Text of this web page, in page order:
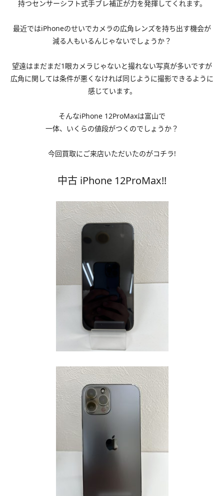
持つセンサーシフト式手ブレ補正が力を発揮してくれます。
最近ではiPhoneのせいでカメラの広角レンズを持ち出す機会が
減る人もいるんじゃないでしょうか？
望遠はまだまだ1 眼カメラじゃないと撮れない写真が多いですが
広角に関しては条件が悪くなければ同じように撮影できるように
感じています。
そんなiPhone 12ProMaxは富山で
一体、いくらの値段がつくのでしょうか？
今回買取にご来店いただいたのがコチラ!
中古 iPhone 12ProMax!!